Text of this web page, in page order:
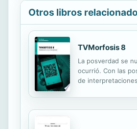
Otros libros
TVMorfosis 8
La posverdad se
ocurrió. Con las
de